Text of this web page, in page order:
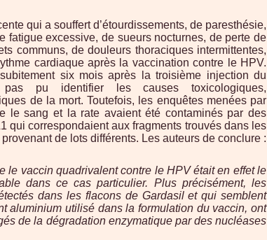
qui a souffert d’étourdissements, de paresthésie,
fatigue excessive, de sueurs nocturnes, de perte de
communs, de douleurs thoraciques intermittentes,
cardiaque après la vaccination contre le HPV.
six mois après la troisième injection du
pas pu identifier les causes toxicologiques,
de la mort. Toutefois, les enquêtes menées par
le sang et la rate avaient été contaminés par des
qui correspondaient aux fragments trouvés dans les
de lots différents. Les auteurs de conclure :
le vaccin quadrivalent contre le HPV était en effet le
dans ce cas particulier. Plus précisément, les
dans les flacons de Gardasil et qui semblent
aluminium utilisé dans la formulation du vaccin, ont
de la dégradation enzymatique par des nucléases